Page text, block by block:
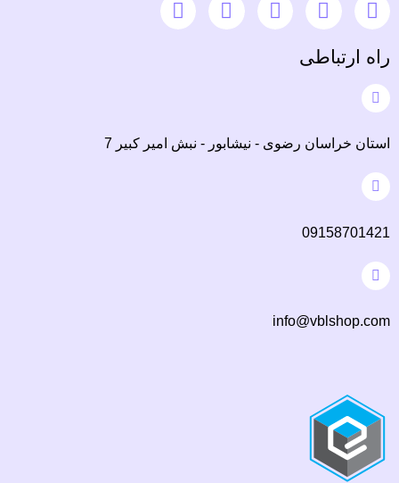
راه ارتباطی
استان خراسان رضوی - نیشابور - نبش امیر کبیر 7
09158701421
info@vblshop.com